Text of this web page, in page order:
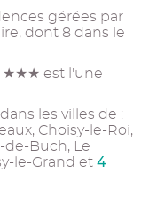
gérées par
dont 8 dans le
★★★ est l'une
les villes de :
Choisy-le-Roi,
de-Buch, Le
le-Grand et 4